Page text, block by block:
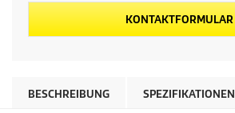
P
r
KONTAKTFORMULAR
BESCHREIBUNG SPEZIFIKATIONEN